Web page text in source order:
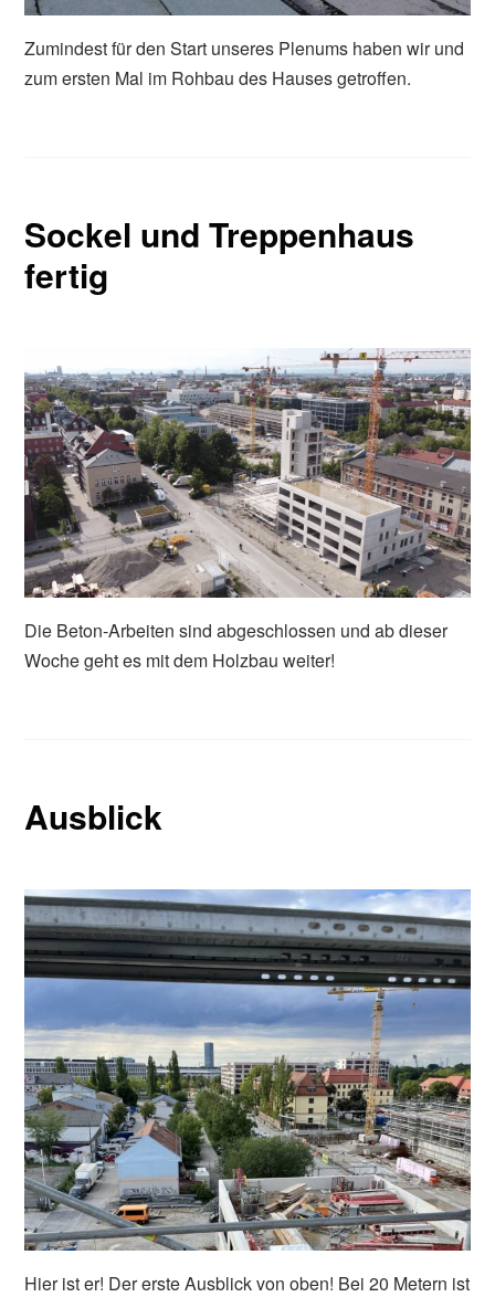
Zumindest für den Start unseres Plenums haben wir und
zum ersten Mal im Rohbau des Hauses getroffen.
Sockel und Treppenhaus
fertig
Die Beton-Arbeiten sind abgeschlossen und ab dieser
Woche geht es mit dem Holzbau weiter!
Ausblick
Hier ist er! Der erste Ausblick von oben! Bei 20 Metern ist